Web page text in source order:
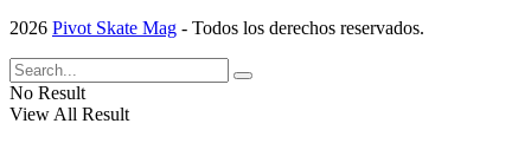
2026 Pivot Skate Mag - Todos los derechos reservados.
No Result
View All Result